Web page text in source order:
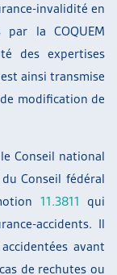
invalidité en
par la COQUEM
des expertises
ainsi transmise
modification de
Conseil national
Conseil fédéral
11.3811 qui
accidents. Il
avant
de rechutes ou